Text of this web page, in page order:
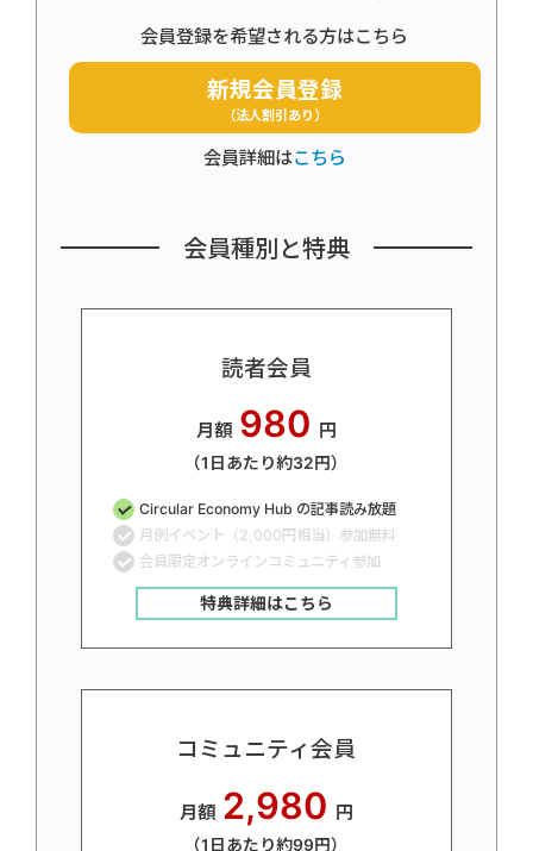
会員登録を希望される方はこちら
新規会員登録
（法人割引あり）
会員詳細はこちら
会員種別と特典
読者会員
月額 980 円
（1日あたり約32円）
Circular Economy Hub の記事読み放題
月例イベント（2,000円相当）参加無料
会員限定オンラインコミュニティ参加
特典詳細はこちら
コミュニティ会員
月額 2,980 円
（1日あたり約99円）